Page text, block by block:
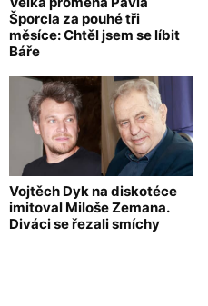
Šporcla za pouhé tři
měsíce: Chtěl jsem se líbit
Báře
Vojtěch Dyk na diskotéce
imitoval Miloše Zemana.
Diváci se řezali smíchy